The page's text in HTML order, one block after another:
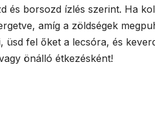
és borsozd ízlés szerint. Ha
amíg a zöldségek
üsd fel őket a lecsóra, és
önálló étkezésként!